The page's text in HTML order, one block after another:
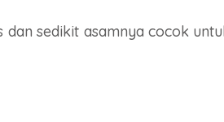
sedikit asamnya cocok